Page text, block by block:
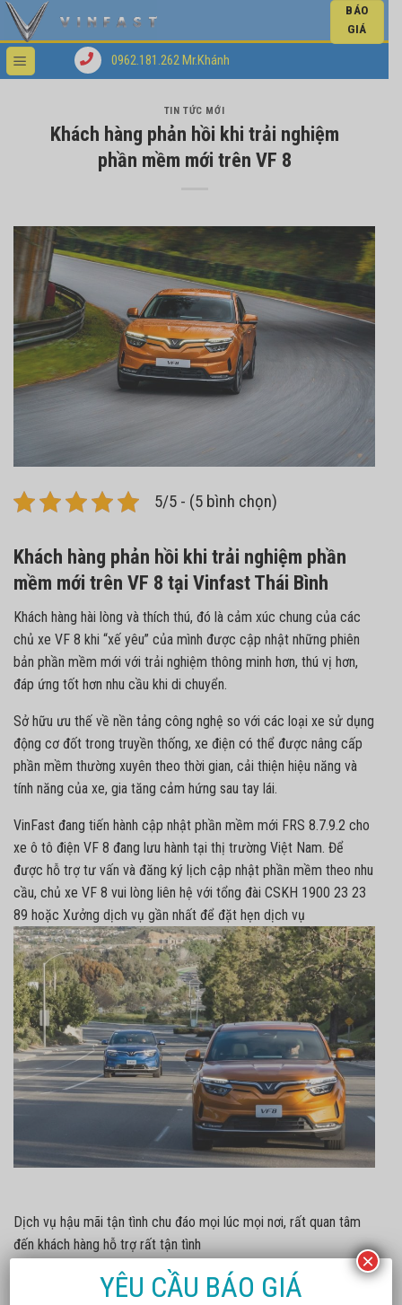
BÁO
GIÁ
0962.181.262 Mr.Khánh
TIN TỨC MỚI
Khách hàng phản hồi khi trải nghiệm
phần mềm mới trên VF 8
5/5 - (5 bình chọn)
Khách hàng phản hồi khi trải nghiệm phần
mềm mới trên VF 8 tại Vinfast Thái Bình
Khách hàng hài lòng và thích thú, đó là cảm xúc chung của các
chủ xe VF 8 khi “xế yêu” của mình được cập nhật những phiên
bản phần mềm mới với trải nghiệm thông minh hơn, thú vị hơn,
đáp ứng tốt hơn nhu cầu khi di chuyển.
Sở hữu ưu thế về nền tảng công nghệ so với các loại xe sử dụng
động cơ đốt trong truyền thống, xe điện có thể được nâng cấp
phần mềm thường xuyên theo thời gian, cải thiện hiệu năng và
tính năng của xe, gia tăng cảm hứng sau tay lái.
VinFast đang tiến hành cập nhật phần mềm mới FRS 8.7.9.2 cho
xe ô tô điện VF 8 đang lưu hành tại thị trường Việt Nam. Để
được hỗ trợ tư vấn và đăng ký lịch cập nhật phần mềm theo nhu
cầu, chủ xe VF 8 vui lòng liên hệ với tổng đài CSKH 1900 23 23
89 hoặc Xưởng dịch vụ gần nhất để đặt hẹn dịch vụ
Dịch vụ hậu mãi tận tình chu đáo mọi lúc mọi nơi, rất quan tâm
đến khách hàng hỗ trợ rất tận tình
YÊU CẦU BÁO GIÁ
×